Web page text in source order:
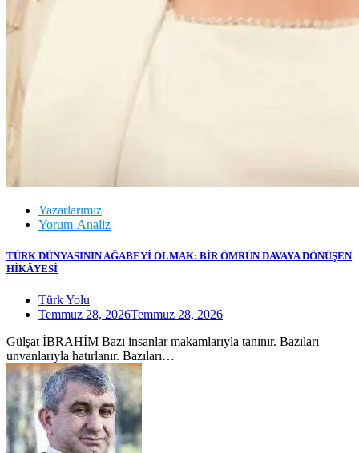
Yazarlarımız
Yorum-Analiz
TÜRK DÜNYASININ AĞABEYİ OLMAK: BİR ÖMRÜN DAVAYA DÖNÜŞEN
HİKÂYESİ
Türk Yolu
Temmuz 28, 2026Temmuz 28, 2026
Gülşat İBRAHİM Bazı insanlar makamlarıyla tanınır. Bazıları
unvanlarıyla hatırlanır. Bazıları…